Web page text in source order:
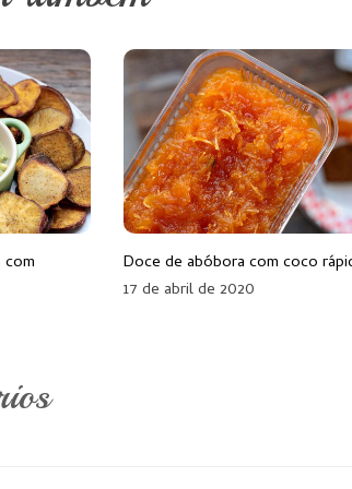
Doce de abóbora com coco
17 de abril de 2020